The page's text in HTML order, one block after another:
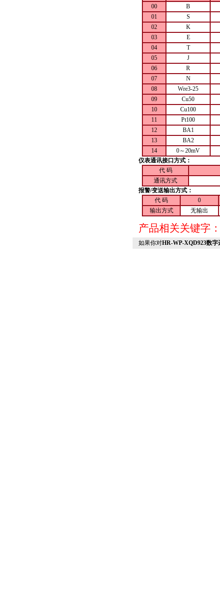
00
B
01
S
02
K
03
E
04
T
05
J
06
R
07
N
08
Wre3-25
09
Cu50
10
Cu100
11
Pt100
12
BA1
13
BA2
14
0～20mV
仪表通讯接口方式：
代 码
通讯方式
报警/变送输出方式：
代 码
0
输出方式
无输出
产品相关关键字
如果你对HR-WP-XQD923数